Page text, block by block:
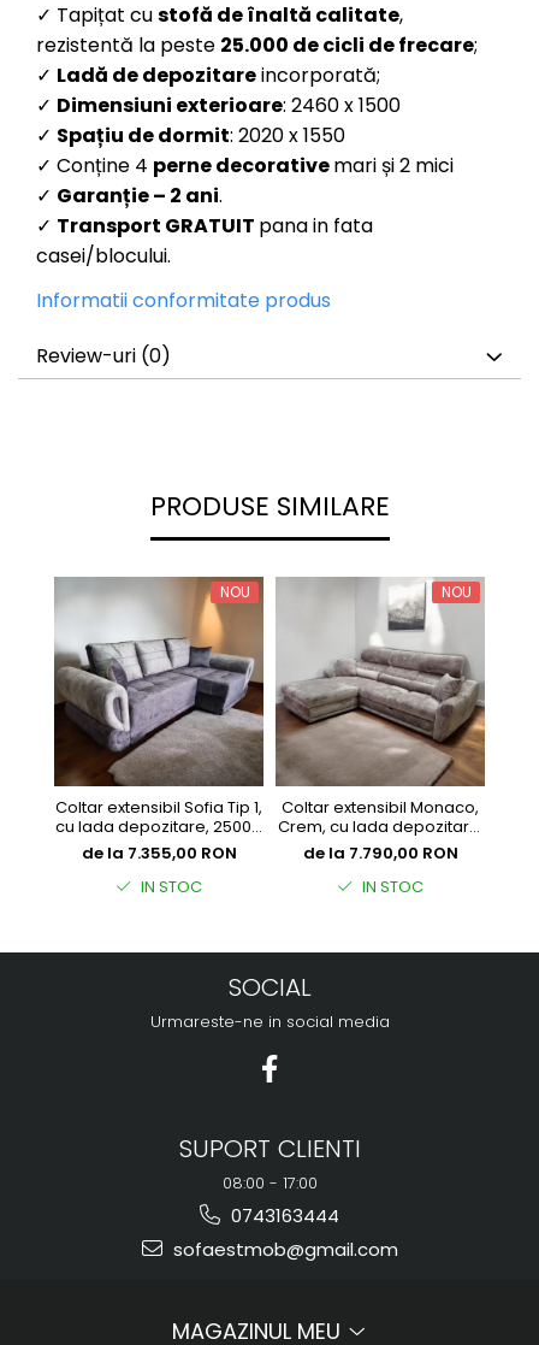
✓ Tapițat custofă de înaltă calitate,
rezistentă la peste 25.000 decicli de frecare;
✓ Ladă de depozitareincorporată;
✓ Dimensiuni exterioare: 2460 x 1500
✓ Spațiu de dormit: 2020 x 1550
✓ Conține 4 perne decorativemari și 2 mici
✓ Garanție– 2 ani.
✓ Transport GRATUIT pana in fata
casei/blocului.
Informatii conformitate produs
Review-uri (0)
PRODUSE SIMILARE
NOU
Coltar extensibil Sofia Tip 1,
cu lada depozitare, 2500 x
1450
de la 7.355,00 RON
IN STOC
NOU
Coltar extensibil Monaco,
Crem, cu lada depozitare,
2700 x 1800
de la 7.790,00 RON
IN STOC
SOCIAL
Urmareste-ne in social media
SUPORT CLIENTI
08:00 - 17:00
0743163444
sofaestmob@gmail.com
MAGAZINUL MEU